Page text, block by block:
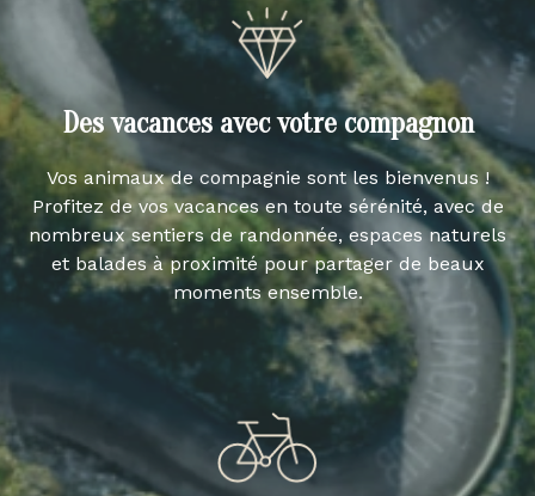
Des vacances avec votre compagnon
Vos animaux de compagnie sont les bienvenus !
Profitez de vos vacances en toute sérénité, avec de
nombreux sentiers de randonnée, espaces naturels
et balades à proximité pour partager de beaux
moments ensemble.